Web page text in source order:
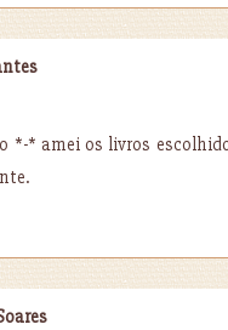
*-* amei os livros